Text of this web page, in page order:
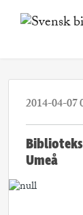
2014-04-07
Umeå